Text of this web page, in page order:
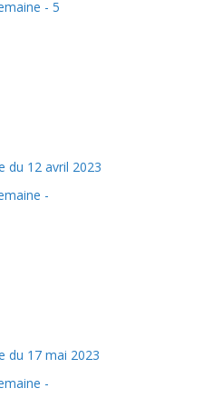
du 12 avril 2023
du 17 mai 2023